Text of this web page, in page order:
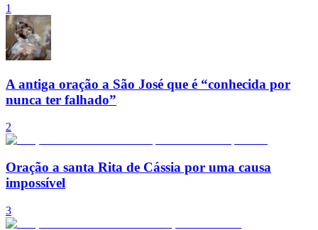
1
A antiga oração a São José que é “conhecida por
nunca ter falhado”
2
Oração a santa Rita de Cássia por uma causa
impossível
3